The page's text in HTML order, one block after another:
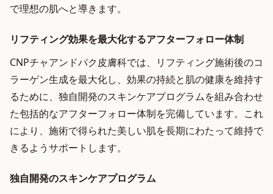
で理想の肌へと導きます。
リフティング効果を最大化するアフターフォロー体制
CNPチャアンドパク皮膚科では、リフティング施術後のコ
ラーゲン生成を最大化し、効果の持続と肌の健康を維持す
るために、独自開発のスキンケアプログラムを組み合わせ
た包括的なアフターフォロー体制を完備しています。これ
により、施術で得られた美しい肌を長期にわたって維持で
きるようサポートします。
独自開発のスキンケアプログラム